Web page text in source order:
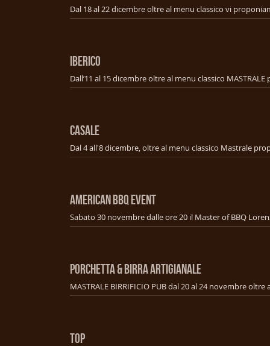
IBERICO
CASALE
american bbq event
PORCHETTA & BIRRA ARTIGIANALE
TOP